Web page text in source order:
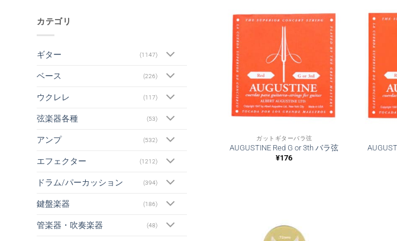
カテゴリ
ギター (1147)
ベース (226)
ウクレレ (117)
弦楽器各種 (53)
アンプ (532)
エフェクター (1212)
ドラム/パーカッション (394)
鍵盤楽器 (186)
管楽器・吹奏楽器 (48)
し
た。
で
す。
ガットギターバラ弦
AUGUSTINE Red G or 3th バラ弦
¥176